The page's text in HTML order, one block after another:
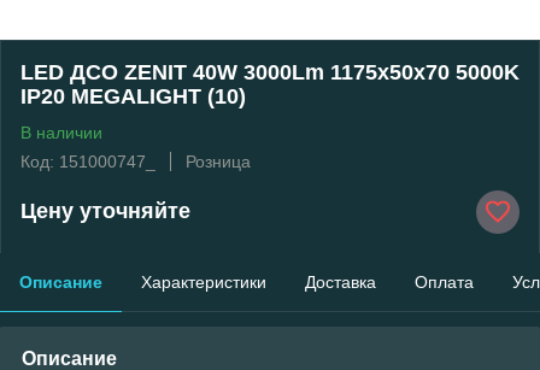
LED ДСО ZENIT 40W 3000Lm 1175х50х70 5000K
IP20 MEGALIGHT (10)
В наличии
Код: 151000747_
Розница
Цену уточняйте
Описание Характеристики Доставка Оплата
Описание